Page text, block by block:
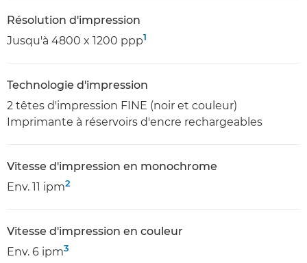
Résolution d'impression
Jusqu'à 4800 x 1200 ppp1
Technologie d'impression
2 têtes d'impression FINE (noir et couleur)
Imprimante à réservoirs d'encre rechargeables
Vitesse d'impression en monochrome
Env. 11 ipm2
Vitesse d'impression en couleur
Env. 6 ipm3